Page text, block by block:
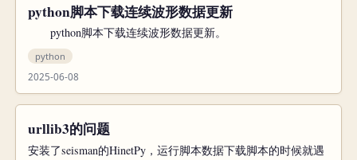
python脚本下载连续波形数据更新
python脚本下载连续波形数据更新。
python
2025-06-08
urllib3的问题
安装了seisman的HinetPy，运行脚本数据下载脚本的时候就遇